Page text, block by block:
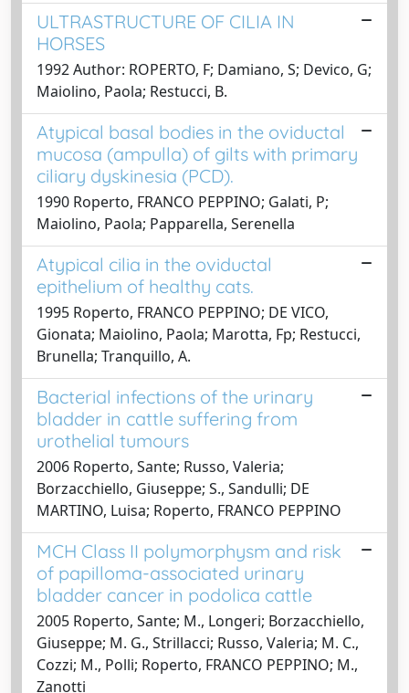
ULTRASTRUCTURE OF CILIA IN
HORSES
1992 Author: ROPERTO, F; Damiano, S; Devico, G;
Maiolino, Paola; Restucci, B.
Atypical basal bodies in the oviductal
mucosa (ampulla) of gilts with primary
ciliary dyskinesia (PCD).
1990 Roperto, FRANCO PEPPINO; Galati, P;
Maiolino, Paola; Papparella, Serenella
Atypical cilia in the oviductal
epithelium of healthy cats.
1995 Roperto, FRANCO PEPPINO; DE VICO,
Gionata; Maiolino, Paola; Marotta, Fp; Restucci,
Brunella; Tranquillo, A.
Bacterial infections of the urinary
bladder in cattle suffering from
urothelial tumours
2006 Roperto, Sante; Russo, Valeria;
Borzacchiello, Giuseppe; S., Sandulli; DE
MARTINO, Luisa; Roperto, FRANCO PEPPINO
MCH Class II polymorphysm and risk
of papilloma-associated urinary
bladder cancer in podolica cattle
2005 Roperto, Sante; M., Longeri; Borzacchiello,
Giuseppe; M. G., Strillacci; Russo, Valeria; M. C.,
Cozzi; M., Polli; Roperto, FRANCO PEPPINO; M.,
Zanotti